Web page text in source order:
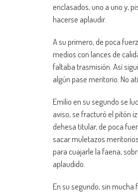
enclasados, uno a uno y,
hacerse aplaudir.
A su primero, de poca
medios con lances de
faltaba trasmisión. Así
algún pase meritorio. No
Emilio en su segundo se
aviso, se fracturó el pitón
dehesa titular, de poca
sacar muletazos
para cuajarle la faena,
aplaudido.
En su segundo, sin mucha